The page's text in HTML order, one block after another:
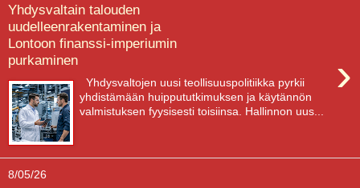
Yhdysvaltain talouden
uudelleenrakentaminen ja
Lontoon finanssi-imperiumin
purkaminen
›
Yhdysvaltojen uusi teollisuuspolitiikka pyrkii
yhdistämään huippututkimuksen ja käytännön
valmistuksen fyysisesti toisiinsa. Hallinnon uus...
8/05/26